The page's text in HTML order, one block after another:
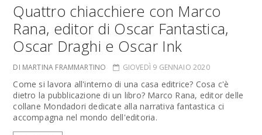
Quattro chiacchiere con Marco
Rana, editor di Oscar Fantastica,
Oscar Draghi e Oscar Ink
DI MARTINA FRAMMARTINO GIOVEDÌ 9 GENNAIO 2020
Come si lavora all'interno di una casa editrice? Cosa c'è
dietro la pubblicazione di un libro? Marco Rana, editor delle
collane Mondadori dedicate alla narrativa fantastica ci
accompagna nel mondo dell'editoria.